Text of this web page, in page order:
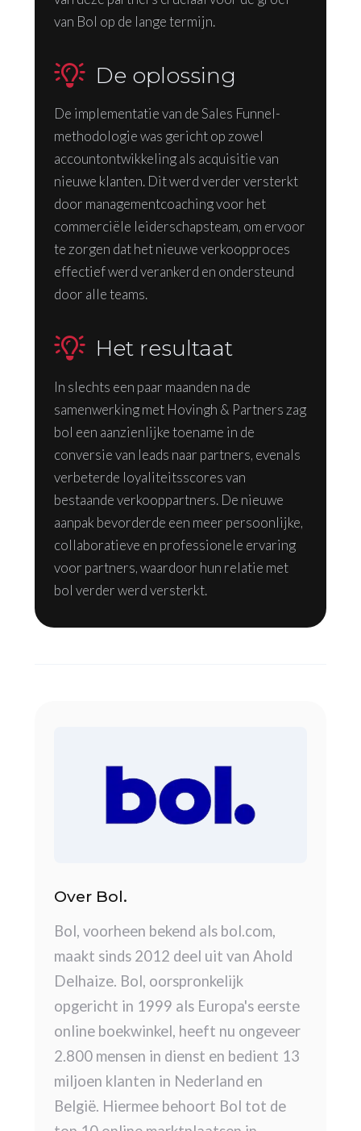
van Bol op de lange termijn.
De oplossing
De implementatie van de Sales Funnel-
methodologie was gericht op zowel
accountontwikkeling als acquisitie van
nieuwe klanten. Dit werd verder versterkt
door managementcoaching voor het
commerciële leiderschapsteam, om ervoor
te zorgen dat het nieuwe verkoopproces
effectief werd verankerd en ondersteund
door alle teams.
Het resultaat
In slechts een paar maanden na de
samenwerking met Hovingh & Partners zag
bol een aanzienlijke toename in de
conversie van leads naar partners, evenals
verbeterde loyaliteitsscores van
bestaande verkooppartners. De nieuwe
aanpak bevorderde een meer persoonlijke,
collaboratieve en professionele ervaring
voor partners, waardoor hun relatie met
bol verder werd versterkt.
Over Bol.
Bol, voorheen bekend als bol.com,
maakt sinds 2012 deel uit van Ahold
Delhaize. Bol, oorspronkelijk
opgericht in 1999 als Europa's eerste
online boekwinkel, heeft nu ongeveer
2.800 mensen in dienst en bedient 13
miljoen klanten in Nederland en
België. Hiermee behoort Bol tot de